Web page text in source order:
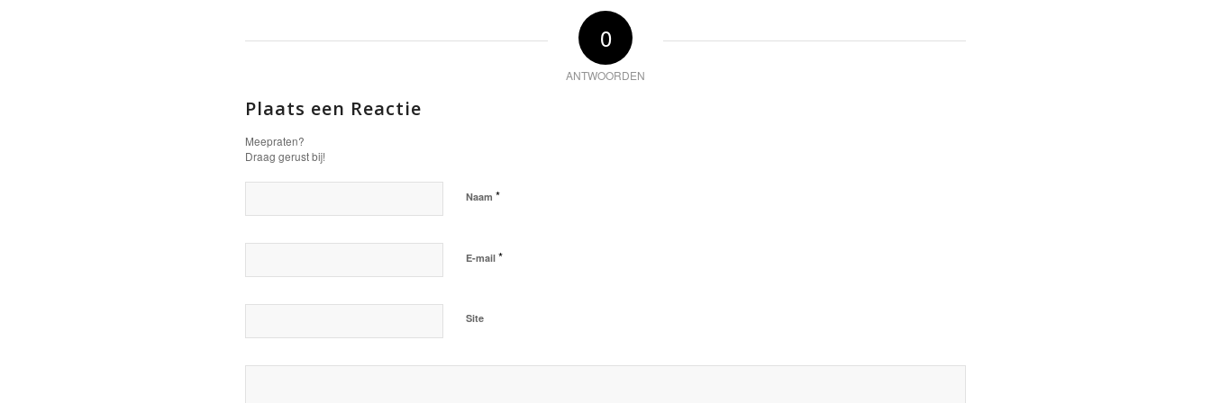
0
ANTWOORDEN
Plaats een Reactie
Meepraten?
Draag gerust bij!
Naam *
E-mail *
Site